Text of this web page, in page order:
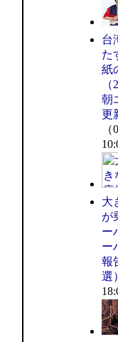
台
た
紙
朝
更
大
が
ー
ー
報
選